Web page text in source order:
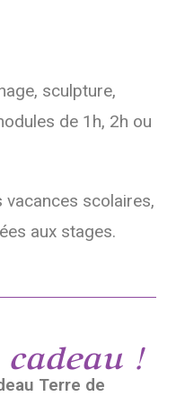
sculpture,
odules de 1h, 2h ou
vacances scolaires,
aux stages.
!​
Terre de